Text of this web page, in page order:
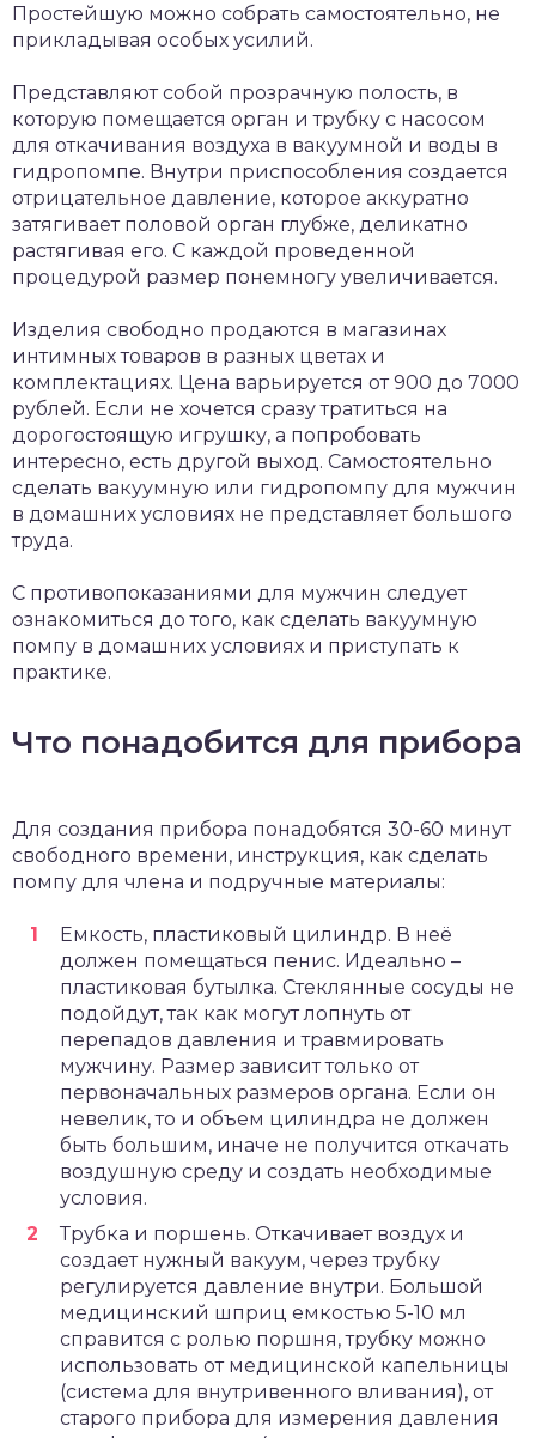
Простейшую можно собрать самостоятельно, не
прикладывая особых усилий.
Представляют собой прозрачную полость, в
которую помещается орган и трубку с насосом
для откачивания воздуха в вакуумной и воды в
гидропомпе. Внутри приспособления создается
отрицательное давление, которое аккуратно
затягивает половой орган глубже, деликатно
растягивая его. С каждой проведенной
процедурой размер понемногу увеличивается.
Изделия свободно продаются в магазинах
интимных товаров в разных цветах и
комплектациях. Цена варьируется от 900 до 7000
рублей. Если не хочется сразу тратиться на
дорогостоящую игрушку, а попробовать
интересно, есть другой выход. Самостоятельно
сделать вакуумную или гидропомпу для мужчин
в домашних условиях не представляет большого
труда.
С противопоказаниями для мужчин следует
ознакомиться до того, как сделать вакуумную
помпу в домашних условиях и приступать к
практике.
Что понадобится для прибора
Для создания прибора понадобятся 30-60 минут
свободного времени, инструкция, как сделать
помпу для члена и подручные материалы:
Емкость, пластиковый цилиндр. В неё
должен помещаться пенис. Идеально –
пластиковая бутылка. Стеклянные сосуды не
подойдут, так как могут лопнуть от
перепадов давления и травмировать
мужчину. Размер зависит только от
первоначальных размеров органа. Если он
невелик, то и объем цилиндра не должен
быть большим, иначе не получится откачать
воздушную среду и создать необходимые
условия.
Трубка и поршень. Откачивает воздух и
создает нужный вакуум, через трубку
регулируется давление внутри. Большой
медицинский шприц емкостью 5-10 мл
справится с ролью поршня, трубку можно
использовать от медицинской капельницы
(система для внутривенного вливания), от
старого прибора для измерения давления